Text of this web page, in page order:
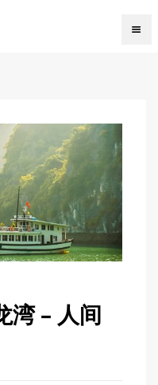
湾 – 人间